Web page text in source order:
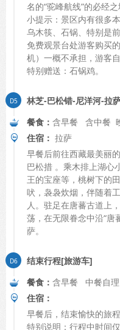
名的“驼峰航线”的必经
小提示：景区内有很多
乌木筷、石锅、特别是
免费观景台处游客购买
机）一概不承担，游客自
特别赠送：石锅鸡。
林芝-巴松错-尼洋河-拉
餐食： 含早餐 含中餐
住宿： 拉萨
早餐后前往西藏最美丽
巴松措 。乘木排上湖心
王的宝座等，桃树下的
吠，袅袅炊烟，伴随着
人。驻足在唐蕃古道上
荡，在无限眷念中沿“唐
萨。
结束行程[旅游车]
餐食： 含早餐 中餐自
住宿：
早餐后，结束愉快的旅
特别说明：行程中时间